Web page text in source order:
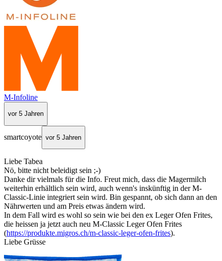
M-Infoline
vor 5 Jahren
smartcoyote vor 5 Jahren
Liebe Tabea
Nö, bitte nicht beleidigt sein ;-)
Danke dir vielmals für die Info. Freut mich, dass die Magermilch
weiterhin erhältlich sein wird, auch wenn's inskünftig in der M-
Classic-Linie integriert sein wird. Bin gespannt, ob sich dann an den
Nährwerten und am Preis etwas ändern wird.
In dem Fall wird es wohl so sein wie bei den ex Leger Ofen Frites,
die heissen ja jetzt auch neu M-Classic Leger Ofen Frites
(https://produkte.migros.ch/m-classic-leger-ofen-frites).
Liebe Grüsse